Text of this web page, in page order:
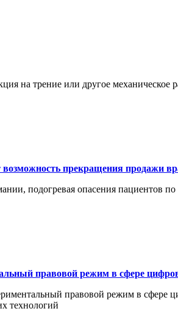
на трение или другое
возможность прекращения продажи
подогревая опасения пациентов
правовой режим в сфере
правовой режим в
технологий